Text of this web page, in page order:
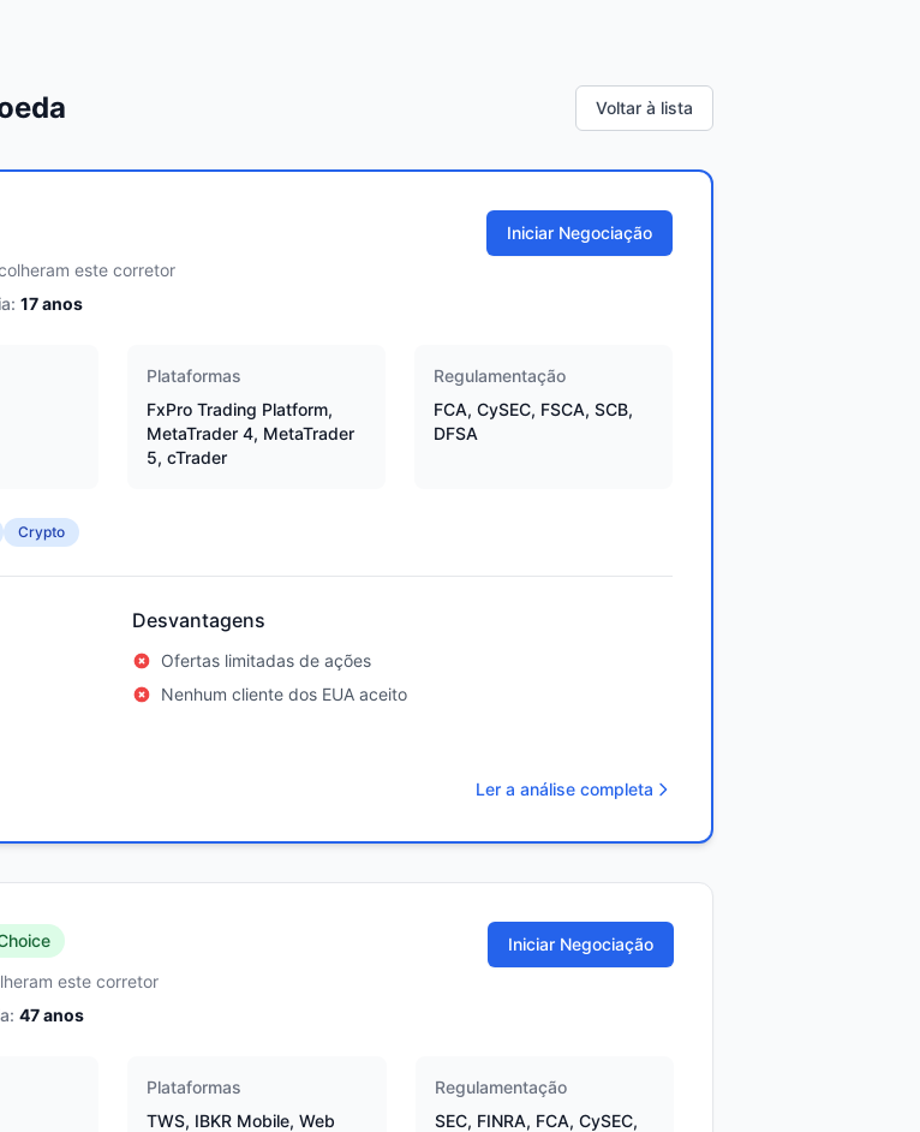
Voltar à lista
este corretor
17anos
Iniciar Negociação
Plataformas
FxPro Trading Platform,
MetaTrader 4, MetaTrader
5, cTrader
Regulamentação
FCA, CySEC, FSCA, SCB,
DFSA
Crypto
Desvantagens
Ofertas limitadas de ações
Nenhum cliente dos EUA aceito
Ler a análise completa
este corretor
47anos
Iniciar Negociação
Plataformas
TWS, IBKR Mobile, Web
Regulamentação
SEC, FINRA, FCA, CySEC,